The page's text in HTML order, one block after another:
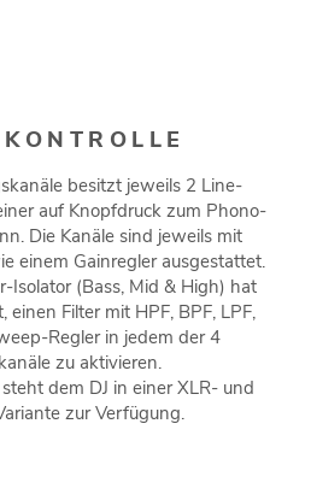
besitzt jeweils 2 Line-
auf Knopfdruck zum Phono-
Die Kanäle sind jeweils mit
einem Gainregler ausgestattet.
Isolator (Bass, Mid & High) hat
einen Filter mit HPF, BPF, LPF,
Regler in jedem der 4
zu aktivieren.
dem DJ in einer XLR- und
zur Verfügung.